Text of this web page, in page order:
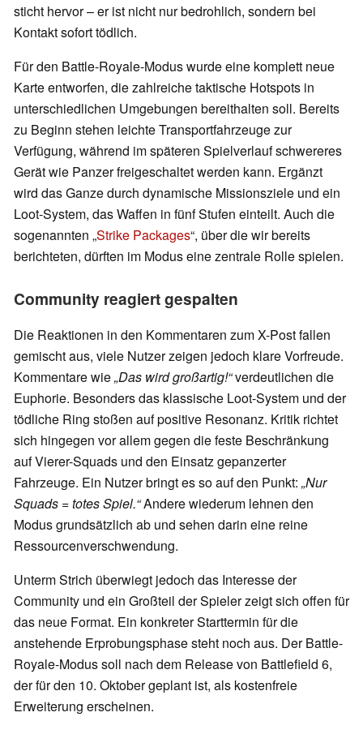
sticht hervor – er ist nicht nur bedrohlich, sondern bei
Kontakt sofort tödlich.
Für den Battle-Royale-Modus wurde eine komplett neue
Karte entworfen, die zahlreiche taktische Hotspots in
unterschiedlichen Umgebungen bereithalten soll. Bereits
zu Beginn stehen leichte Transportfahrzeuge zur
Verfügung, während im späteren Spielverlauf schwereres
Gerät wie Panzer freigeschaltet werden kann. Ergänzt
wird das Ganze durch dynamische Missionsziele und ein
Loot-System, das Waffen in fünf Stufen einteilt. Auch die
sogenannten „Strike Packages“, über die wir bereits
berichteten, dürften im Modus eine zentrale Rolle spielen.
Community reagiert gespalten
Die Reaktionen in den Kommentaren zum X-Post fallen
gemischt aus, viele Nutzer zeigen jedoch klare Vorfreude.
Kommentare wie„Das wird großartig!“verdeutlichen die
Euphorie. Besonders das klassische Loot-System und der
tödliche Ring stoßen auf positive Resonanz. Kritik richtet
sich hingegen vor allem gegen die feste Beschränkung
auf Vierer-Squads und den Einsatz gepanzerter
Fahrzeuge. Ein Nutzer bringt es so auf den Punkt: „Nur
Squads = totes Spiel.“Andere wiederum lehnen den
Modus grundsätzlich ab und sehen darin eine reine
Ressourcenverschwendung.
Unterm Strich überwiegt jedoch das Interesse der
Community und ein Großteil der Spieler zeigt sich offen für
das neue Format. Ein konkreter Starttermin für die
anstehende Erprobungsphase steht noch aus. Der Battle-
Royale-Modus soll nach dem Release von Battlefield 6,
der für den 10. Oktober geplant ist, als kostenfreie
Erweiterung erscheinen.